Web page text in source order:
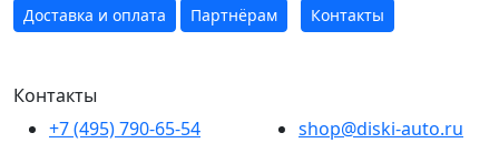
Доставка и оплата Партнёрам Контакты
Контакты
+7 (495) 790-65-54
shop@diski-auto.ru